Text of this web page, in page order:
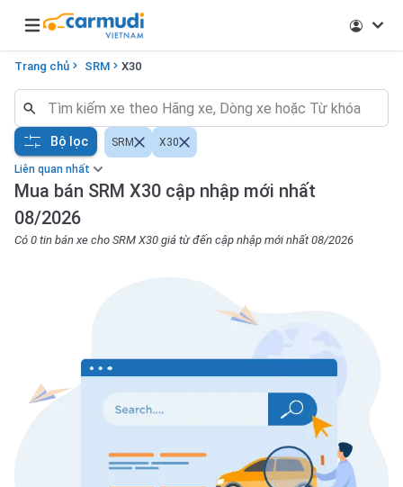
Open main menu
Trang chủ SRM X30
Liên quan nhất
Mua bán SRM X30 cập nhập mới nhất
08/2026
Có 0 tin bán xe cho SRM X30 giá từ đến cập nhập mới nhất 08/2026
Bộ lọc SRM X30